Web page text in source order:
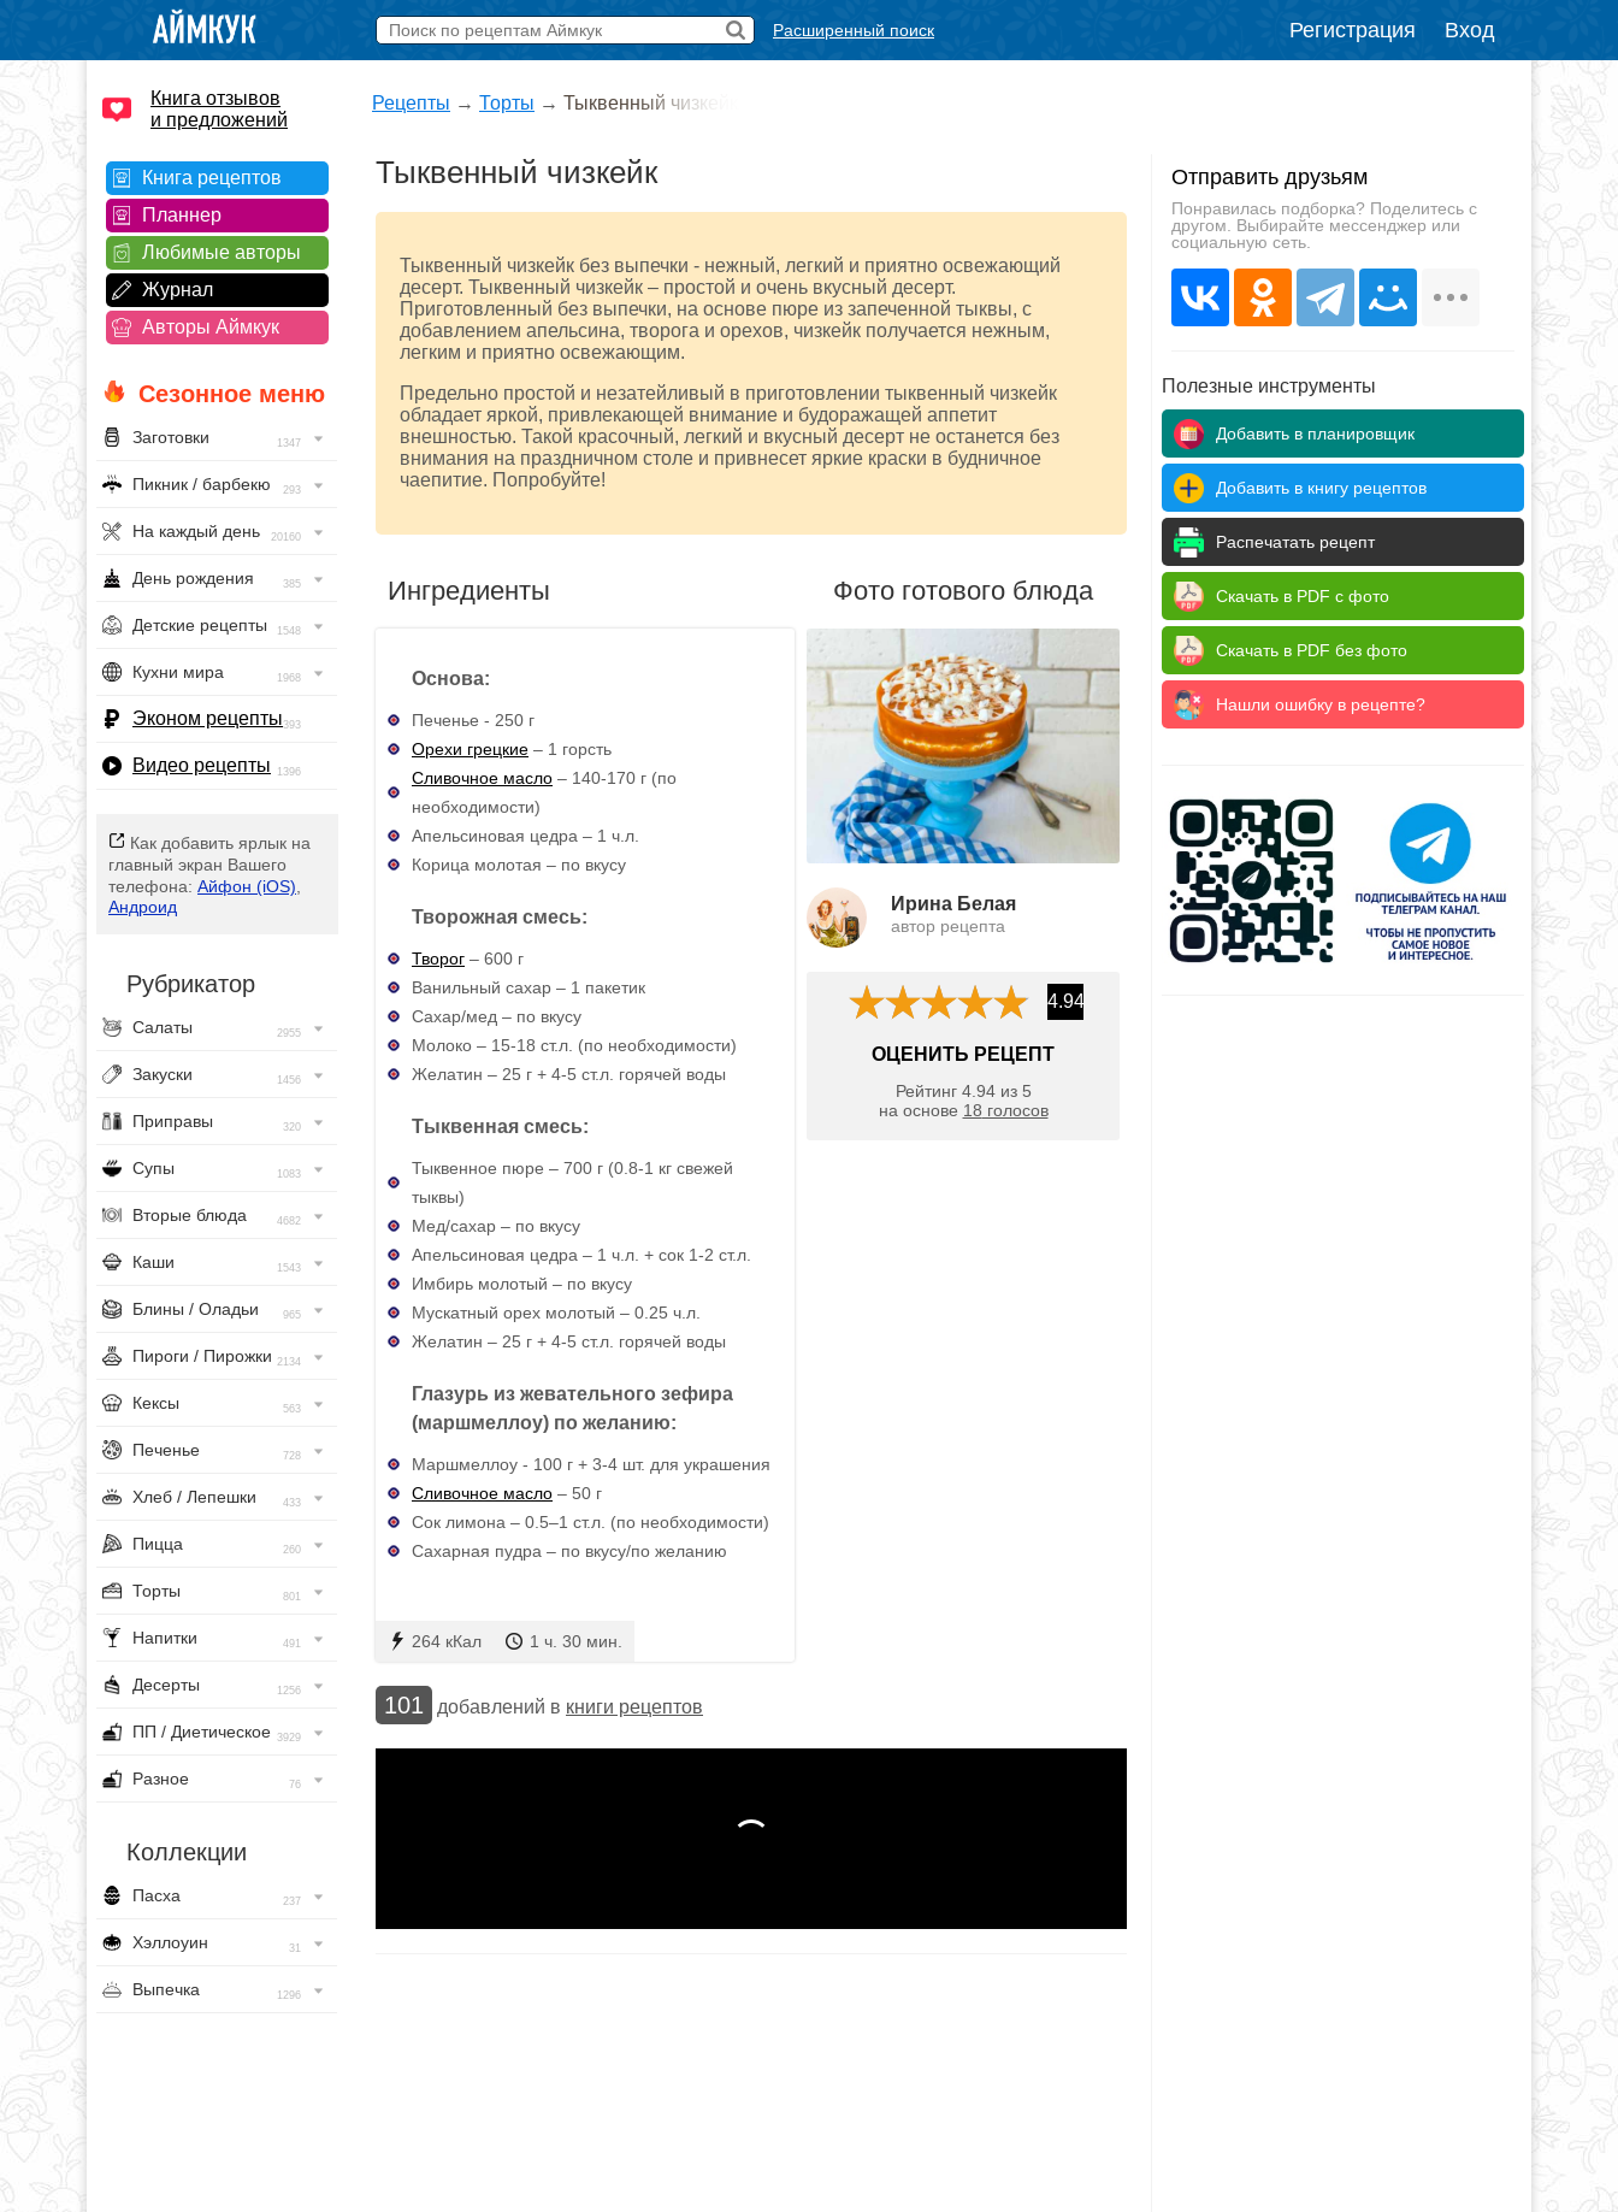
Расширенный поиск Регистрация Вход
Книга отзывов
и предложений
Книга рецептов
Планнер
Любимые авторы
Журнал
Авторы Аймкук
Сезонное меню
Заготовки 1347
Пикник / барбекю 293
На каждый день 20160
День рождения 385
Детские рецепты 1548
Кухни мира 1968
Эконом рецепты393
Видео рецепты 1396
Как добавить ярлык на
главный экран Вашего
телефона: Айфон (iOS)
Андроид
Рубрикатор
Салаты 2955
Закуски 1456
Приправы 320
Супы 1083
Вторые блюда 4682
Каши 1543
Блины / Оладьи 965
Пироги / Пирожки 2134
Кексы 563
Печенье 728
Хлеб / Лепешки 433
Пицца 260
Торты 801
Напитки 491
Десерты 1256
ПП / Диетическое 3929
Разное 76
Коллекции
Пасха 237
Хэллоуин 31
Выпечка 1296
Рецепты → Торты → Тыквенный чизкейк
Тыквенный чизкейк
Тыквенный чизкейк без выпечки - нежный, легкий и приятно освежающий
десерт. Тыквенный чизкейк – простой и очень вкусный десерт.
Приготовленный без выпечки, на основе пюре из запеченной тыквы, с
добавлением апельсина, творога и орехов, чизкейк получается нежным,
легким и приятно освежающим.
Предельно простой и незатейливый в приготовлении тыквенный чизкейк
обладает яркой, привлекающей внимание и будоражащей аппетит
внешностью. Такой красочный, легкий и вкусный десерт не останется без
внимания на праздничном столе и привнесет яркие краски в будничное
чаепитие. Попробуйте!
Ингредиенты
Основа:
Печенье - 250 г
Орехи грецкие – 1 горсть
Сливочное масло – 140-170 г (по
необходимости)
Апельсиновая цедра – 1 ч.л.
Корица молотая – по вкусу
Творожная смесь:
Творог – 600 г
Ванильный сахар – 1 пакетик
Сахар/мед – по вкусу
Молоко – 15-18 ст.л. (по необходимости)
Желатин – 25 г + 4-5 ст.л. горячей воды
Тыквенная смесь:
Тыквенное пюре – 700 г (0.8-1 кг свежей
тыквы)
Мед/сахар – по вкусу
Апельсиновая цедра – 1 ч.л. + сок 1-2 ст.л.
Имбирь молотый – по вкусу
Мускатный орех молотый – 0.25 ч.л.
Желатин – 25 г + 4-5 ст.л. горячей воды
Глазурь из жевательного зефира
(маршмеллоу) по желанию:
Маршмеллоу - 100 г + 3-4 шт. для украшения
Сливочное масло – 50 г
Сок лимона – 0.5–1 ст.л. (по необходимости)
Сахарная пудра – по вкусу/по желанию
264 кКал 1 ч. 30 мин.
Фото готового блюда
Ирина Белая
автор рецепта
4.94
ОЦЕНИТЬ РЕЦЕПТ
Рейтинг 4.94из 5
на основе 18 голосов
101 добавлений в книги рецептов
Отправить друзьям
Понравилась подборка? Поделитесь с
другом. Выбирайте мессенджер или
социальную сеть.
Полезные инструменты
Добавить в планировщик
Добавить в книгу рецептов
Распечатать рецепт
Скачать в PDF с фото
Скачать в PDF без фото
Нашли ошибку в рецепте?